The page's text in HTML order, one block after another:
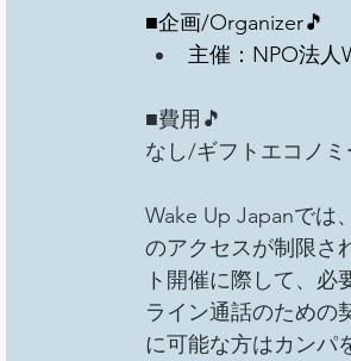
■企画/Organizer🎵
主催：NPO法人
■費用🎵
なし/ギフトエコノミ
Wake Up Japanでは
のアクセスが制限さ
ト開催に際して、
ライン通話のための
に可能な方はカンパ